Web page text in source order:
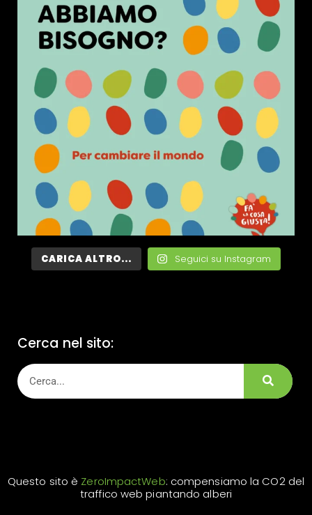
CARICA ALTRO... Seguici su Instagram
Cerca nel sito:
Questo sito è ZeroImpactWeb: compensiamo la CO2 del
traffico web piantando alberi